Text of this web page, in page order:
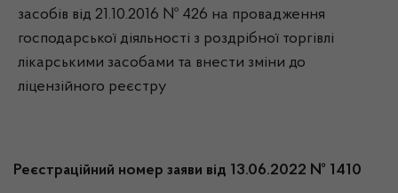
засобів від 21.10.2016 № 426 на провадження
господарської діяльності з роздрібної торгівлі
лікарськими засобами та внести зміни до
ліцензійного реєстру
Реєстраційний номер заяви від 13.06.2022 № 1410